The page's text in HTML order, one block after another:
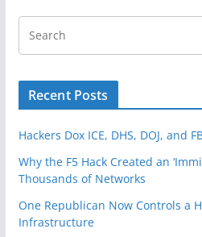
Recent Posts
Hackers Dox ICE, DHS, DOJ, and
Why the F5 Hack Created an
Thousands of Networks
One Republican Now Controls a
Infrastructure